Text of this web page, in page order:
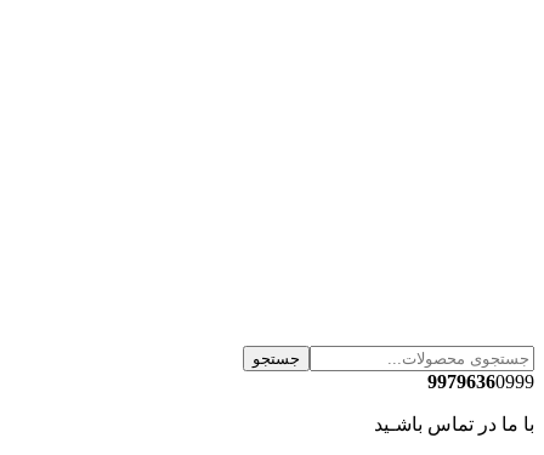
جستجو
99796360999
با ما در تماس باشـید